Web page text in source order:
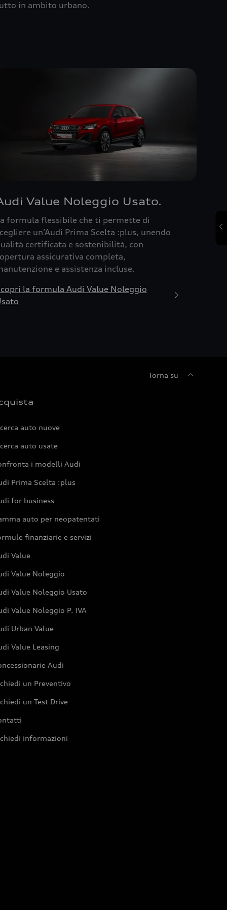
in ambito urbano.
Value Noleggio Usato.
formula flessibile che ti permette di
un’Audi Prima Scelta :plus, unendo
certificata e sostenibilità, con
assicurativa completa,
e assistenza incluse.
la formula Audi Value Noleggio
Torna su
auto nuove
auto usate
i modelli Audi
Prima Scelta :plus
for business
auto per neopatentati
finanziarie e servizi
Value
Value Noleggio
Value Noleggio Usato
Value Noleggio P. IVA
Urban Value
Value Leasing
Audi
un Preventivo
un Test Drive
informazioni